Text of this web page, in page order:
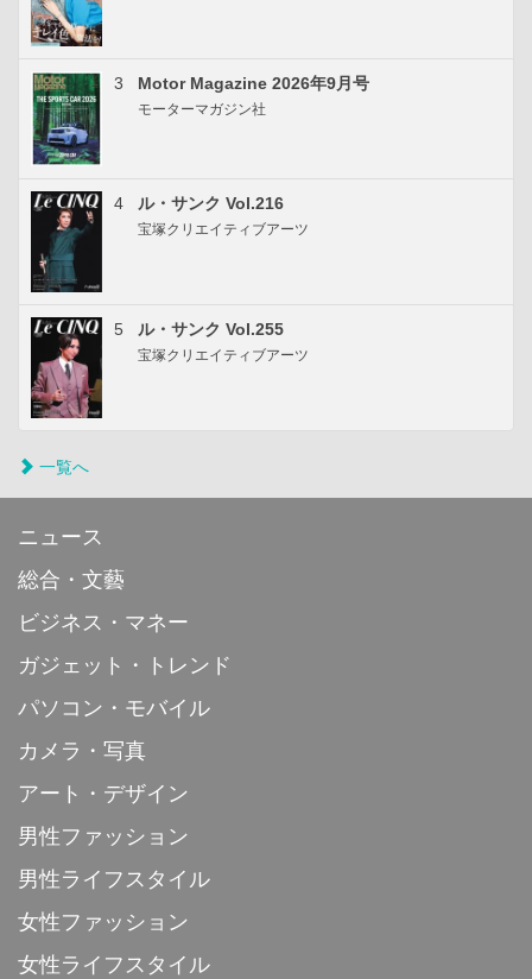
3 Motor Magazine 2026年9月号
モーターマガジン社
4 ル・サンク Vol.216
宝塚クリエイティブアーツ
5 ル・サンク Vol.255
宝塚クリエイティブアーツ
一覧へ
ニュース
総合・文藝
ビジネス・マネー
ガジェット・トレンド
パソコン・モバイル
カメラ・写真
アート・デザイン
男性ファッション
男性ライフスタイル
女性ファッション
女性ライフスタイル